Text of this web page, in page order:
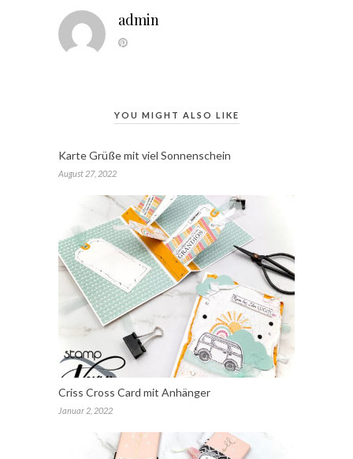
admin
YOU MIGHT ALSO LIKE
Karte Grüße mit viel Sonnenschein
August 27, 2022
Criss Cross Card mit Anhänger
Januar 2, 2022